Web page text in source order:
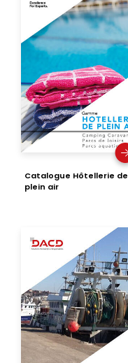
Catalogue Hôtellerie de
plein air